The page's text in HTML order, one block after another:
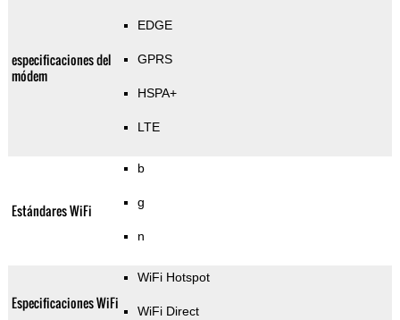
especificaciones del
módem
EDGE
GPRS
HSPA+
LTE
Estándares WiFi
b
g
n
Especificaciones WiFi
WiFi Hotspot
WiFi Direct